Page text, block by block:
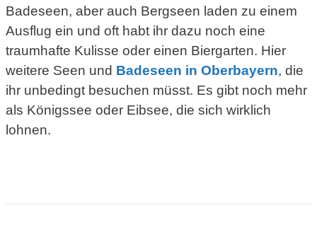
Badeseen, aber auch Bergseen laden zu einem
Ausflug ein und oft habt ihr dazu noch eine
traumhafte Kulisse oder einen Biergarten. Hier
weitere Seen und Badeseen in Oberbayern, die
ihr unbedingt besuchen müsst. Es gibt noch mehr
als Königssee oder Eibsee, die sich wirklich
lohnen.